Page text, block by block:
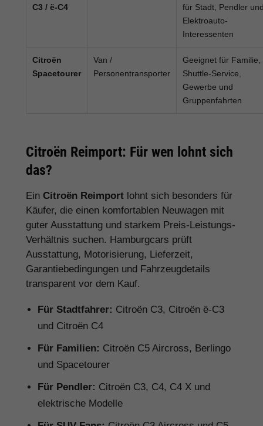
C3 / ë-C4
für Stadt, Pendler
Elektroauto-
Interessenten
Citroën
Spacetourer
Van /
Personentransporter
Geeignet für Familie,
Shuttle-Service,
Gewerbe und
Gruppenfahrten
Citroën Reimport: Für wen lohnt sich
das?
Ein Citroën Reimport lohnt sich besonders für
Käufer, die einen komfortablen Neuwagen mit
guter Ausstattung und starkem Preis-Leistungs-
Verhältnis suchen. Hamburgcars prüft
Ausstattung, Motorisierung, Lieferzeit,
Garantiebedingungen und Fahrzeugdetails
transparent vor dem Kauf.
Für Stadtfahrer: Citroën C3, Citroën ë-C3
und Citroën C4
Für Familien: Citroën C5 Aircross, Berlingo
und Spacetourer
Für Pendler: Citroën C3, C4, C4 X und
elektrische Modelle